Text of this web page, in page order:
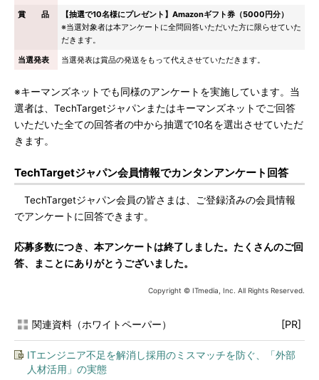
賞 品
【抽選で10名様にプレゼント】Amazonギフト券（5000円分）
※当選対象者は本アンケートに全問回答いただいた方に限らせていた
だきます。
当選発表
当選発表は賞品の発送をもって代えさせていただきます。
※キーマンズネットでも同様のアンケートを実施しています。当
選者は、TechTargetジャパンまたはキーマンズネットでご回答
いただいた全ての回答者の中から抽選で10名を選出させていただ
きます。
TechTargetジャパン会員情報でカンタンアンケート回答
TechTargetジャパン会員の皆さまは、ご登録済みの会員情報
でアンケートに回答できます。
応募多数につき、本アンケートは終了しました。たくさんのご回
答、まことにありがとうございました。
Copyright © ITmedia, Inc. All Rights Reserved.
関連資料（ホワイトペーパー） [PR]
ITエンジニア不足を解消し採用のミスマッチを防ぐ、「外部
人材活用」の実態